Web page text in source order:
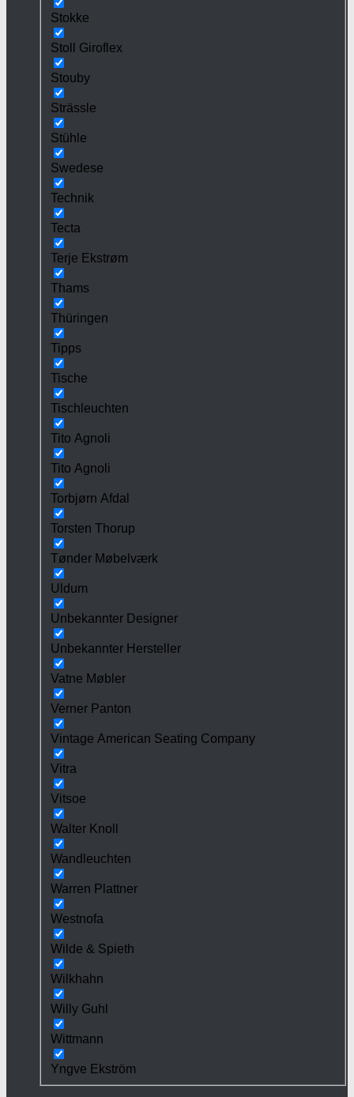
Stokke
Stoll Giroflex
Stouby
Strässle
Stühle
Swedese
Technik
Tecta
Terje Ekstrøm
Thams
Thüringen
Tipps
Tische
Tischleuchten
Tito Agnoli
Tito Agnoli
Torbjørn Afdal
Torsten Thorup
Tønder Møbelværk
Uldum
Unbekannter Designer
Unbekannter Hersteller
Vatne Møbler
Verner Panton
Vintage American Seating Company
Vitra
Vitsoe
Walter Knoll
Wandleuchten
Warren Plattner
Westnofa
Wilde & Spieth
Wilkhahn
Willy Guhl
Wittmann
Yngve Ekström